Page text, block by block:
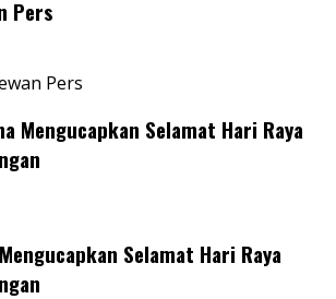
Pers
Pers
Mengucapkan Selamat Hari Raya
Selamat Hari Raya